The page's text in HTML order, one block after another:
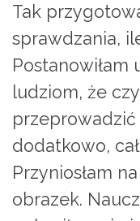
Tak
sprawdzania,
Postanowiłam
ludziom, że
przeprowadzić
dodatkowo,
Przyniosłam
obrazek.